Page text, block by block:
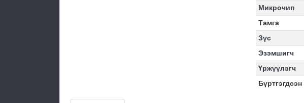
Микрочип
Тамга
Зүс
Эзэмшигч
Үржүүлэгч
Бүртгэгдсэн